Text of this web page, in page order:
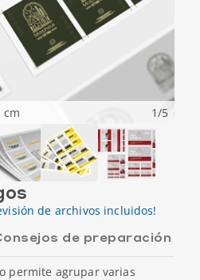
cm 1/5
de archivos incluidos!
de preparación
permite agrupar varias